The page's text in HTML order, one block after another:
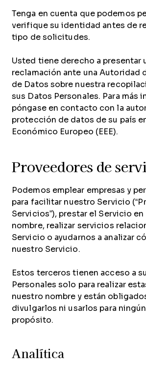
Tenga en cuenta que podemos
verifique su identidad antes de
tipo de solicitudes.
Usted tiene derecho a presentar
reclamación ante una Autoridad
de Datos sobre nuestra
sus Datos Personales. Para más
póngase en contacto con la
protección de datos de su país
Económico Europeo (EEE).
Proveedores de
Podemos emplear empresas y
para facilitar nuestro Servicio
Servicios”), prestar el Servicio
nombre, realizar servicios
Servicio o ayudarnos a analizar
nuestro Servicio.
Estos terceros tienen acceso a
Personales solo para realizar
nuestro nombre y están
divulgarlos ni usarlos para
propósito.
Analítica